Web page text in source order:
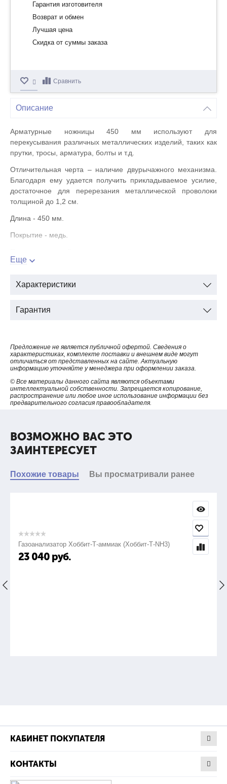
Гарантия изготовителя
Возврат и обмен
Лучшая цена
Скидка от суммы заказа
Сравнить
Описание
Арматурные ножницы 450 мм используют для
перекусывания различных металлических изделий, таких как
прутки, тросы, арматура, болты и т.д.
Отличительная черта – наличие двурычажного механизма.
Благодаря ему удается получить прикладываемое усилие,
достаточное для перерезания металлической проволоки
толщиной до 1,2 см.
Длина - 450 мм.
Покрытие - медь.
Еще
Характеристики
Гарантия
Предложение не является публичной офертой. Сведения о
характеристиках, комплекте поставки и внешнем виде могут
отличаться от представленных на сайте. Актуальную
информацию уточняйте у менеджера при оформлении заказа.
© Все материалы данного сайта являются объектами
интеллектуальной собственности. Запрещается копирование,
распространение или любое иное использование информации без
предварительного согласия правообладателя.
ВОЗМОЖНО ВАС ЭТО
ЗАИНТЕРЕСУЕТ
Похожие товары Вы просматривали ранее
Газоанализатор Хоббит-Т-аммиак (Хоббит-Т-NH3)
23 040 руб.
КАБИНЕТ ПОКУПАТЕЛЯ
КОНТАКТЫ